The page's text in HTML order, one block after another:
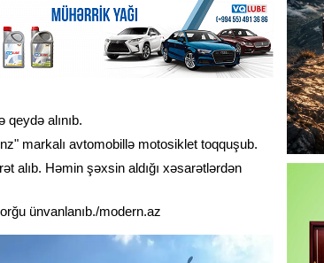
alınıb.
markalı avtomobillə motosiklet toqquşub.
alıb. Həmin şəxsin aldığı xəsarətlərdən
ünvanlanıb./modern.az